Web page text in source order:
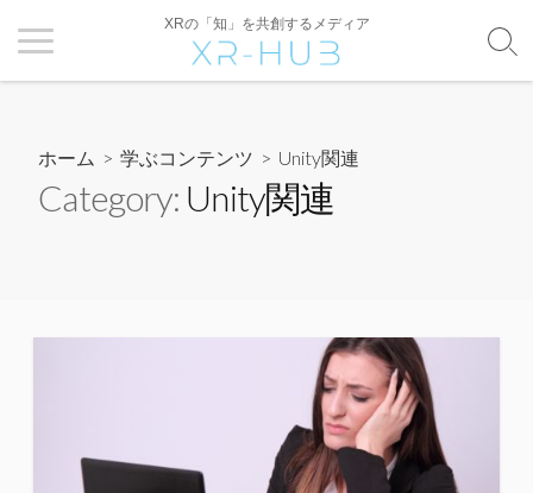
XRの「知」を共創するメディア
ホーム >学ぶコンテンツ > Unity関連
Category: Unity関連